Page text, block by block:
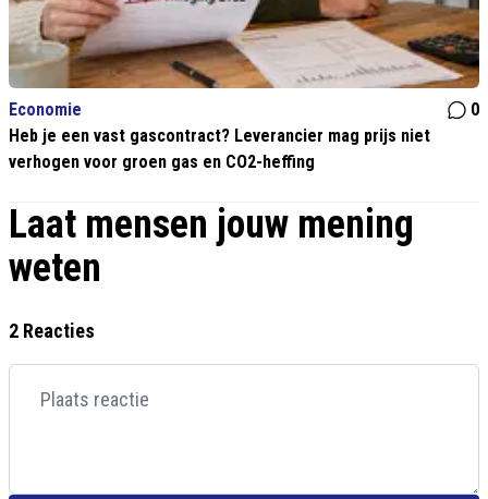
Economie
0
Heb je een vast gascontract? Leverancier mag prijs niet
verhogen voor groen gas en CO2-heffing
Laat mensen jouw mening
weten
2 Reacties